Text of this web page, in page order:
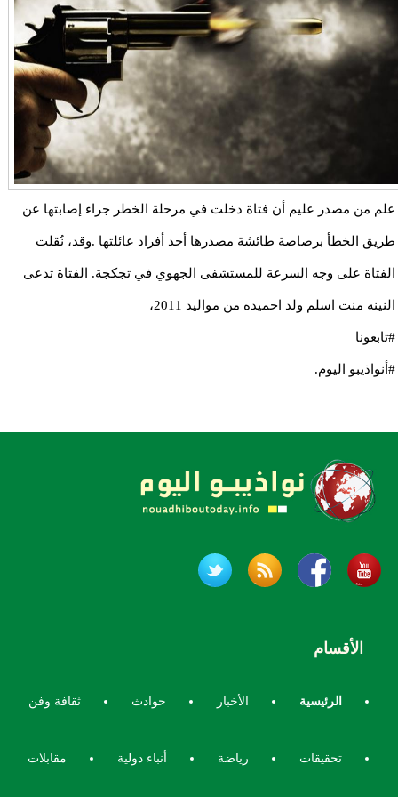
علم من مصدر عليم أن فتاة دخلت في مرحلة الخطر جراء إصابتها عن
طريق الخطأ برصاصة طائشة مصدرها أحد أفراد عائلتها .وقد، نُقلت
الفتاة على وجه السرعة للمستشفى الجهوي في تجكجة. الفتاة تدعى
النينه منت اسلم ولد احميده من مواليد 2011،
#تابعونا
#أنواذيبو اليوم.
الأقسام
الرئيسية الأخبار حوادث ثقافة وفن
تحقيقات رياضة أنباء دولية مقابلات